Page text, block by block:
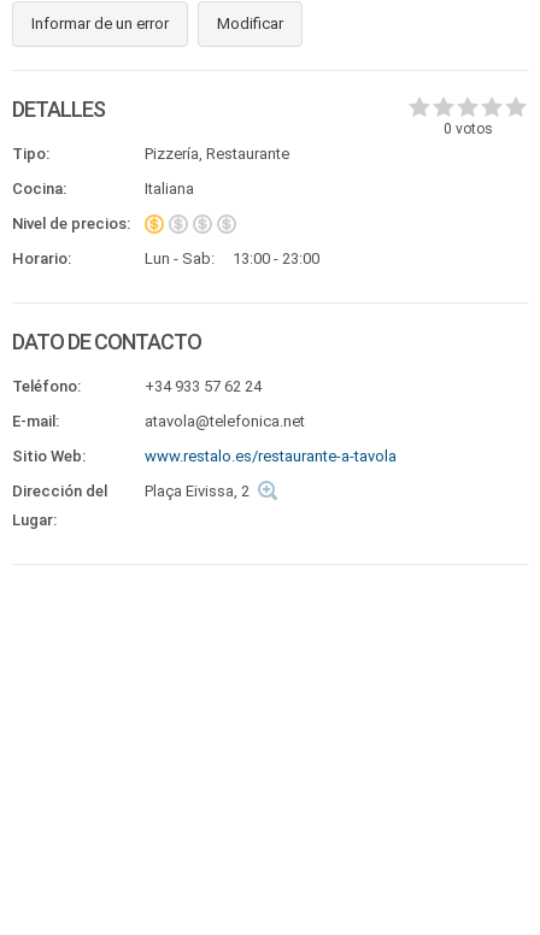
Informar de un error Modificar
0 votos
DETALLES
Tipo:
Pizzería, Restaurante
Cocina:
Italiana
Nivel de precios:
Horario:
Lun - Sab: 13:00 - 23:00
DATO DE CONTACTO
Teléfono:
+34 933 57 62 24
E-mail:
atavola@telefonica.net
Sitio Web:
www.restalo.es/restaurante-a-tavola
Dirección del
Lugar:
Plaça Eivissa, 2